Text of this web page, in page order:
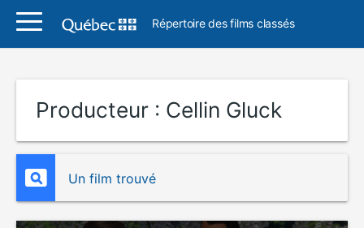
Répertoire des films classés
Producteur : Cellin Gluck
Un film trouvé